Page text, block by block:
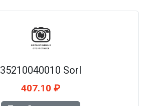
35210040010 Sorl
407.10 ₽